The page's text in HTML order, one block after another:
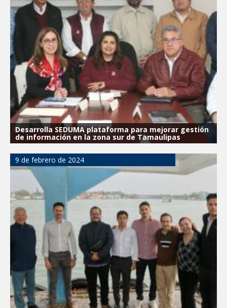
Impulsa STPS ferias del empleo para
jóvenes en tres regiones de Tamaulipas
Felicitó Carlos Peña Ortiz a más de 390
egresados de la Universidad Tecnológica
de Tamaulipas Norte
GOBIERNO DE CARMEN LILIA
CANTUROSAS INVIERTE EN
INFRAESTRUCTURA HÍDRICA PARA
GARANTIZAR UN MEJOR SERVICIO DE
AGUA POTABLE
Facilita DIF Tamaulipas trámite de
credencial y placas de circulación para
personas con discapacidad
CARMEN LILIA CANTUROSAS
CONSOLIDA A NUEVO LAREDO COMO
REFERENTE DE ENERGÍA LIMPIA EN
TAMAULIPAS
Destacó Alcalde Carlos Peña Ortiz
respuesta inmediata de servicios
municipales ante tormenta
La UAT, Gobierno del Estado y
ganaderos consolidan proyecto “Carne
Tam
GOBIERNO MUNICIPAL INVITA A
CAMPAÑA DE TAMIZAJE AUDITIVO
GRATUITO PARA RECIÉN NACIDOS EN
CLÍNICA UNE NUEVA ERA
Desarrolla SEDUMA plataforma para mejorar gestión
de información en la zona sur de Tamaulipas
9 de febrero de 2024